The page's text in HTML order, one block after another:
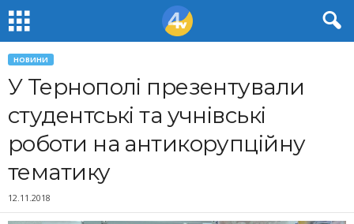
НОВИНИ
У Тернополі презентували
студентські та учнівські
роботи на антикорупційну
тематику
12.11.2018